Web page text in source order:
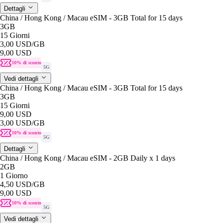
Dettagli
China / Hong Kong / Macau eSIM - 3GB Total for 15 days
3GB
15 Giorni
3,00 USD/GB
9,00 USD
10% di sconto
5G
Vedi dettagli
China / Hong Kong / Macau eSIM - 3GB Total for 15 days
3GB
15 Giorni
9,00 USD
3,00 USD/GB
10% di sconto
5G
Dettagli
China / Hong Kong / Macau eSIM - 2GB Daily x 1 days
2GB
1 Giorno
4,50 USD/GB
9,00 USD
10% di sconto
5G
Vedi dettagli